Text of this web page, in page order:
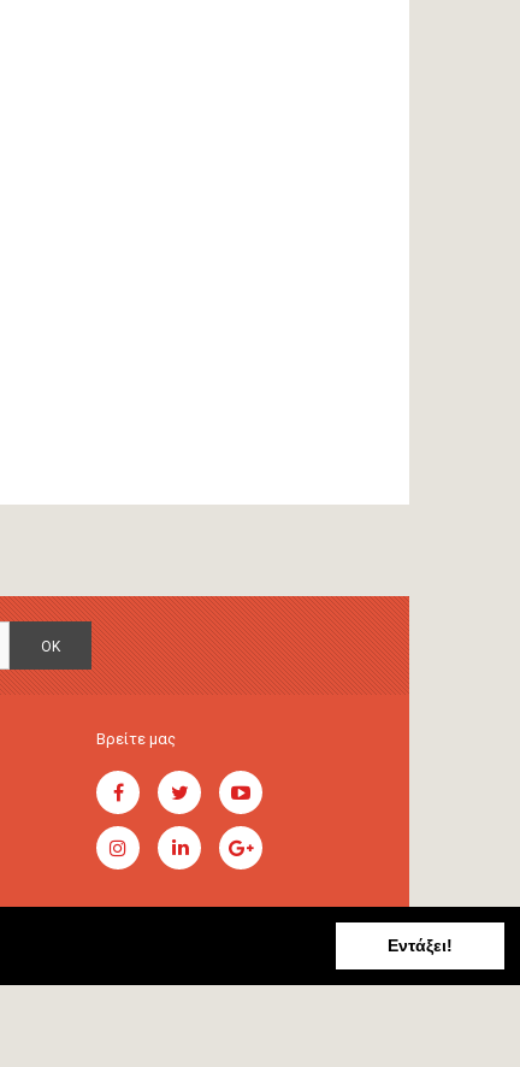
Εντάξει!
OK
Βρείτε μας
Handcrafted byRADIAL